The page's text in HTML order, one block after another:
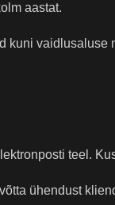
aastat.
teel.
ühendust